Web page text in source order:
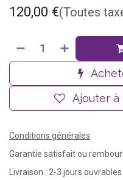
120,00 €(Toutes
Ajouter à
Conditions générales
Garantie satisfait ou
Livraison : 2-3 jours ouvrables